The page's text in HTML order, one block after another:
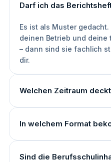
Darf ich das
Es ist als Muster
deinen Betrieb und
– dann sind sie fachlich
dir.
Welchen Zeitraum
In welchem Format
Sind die